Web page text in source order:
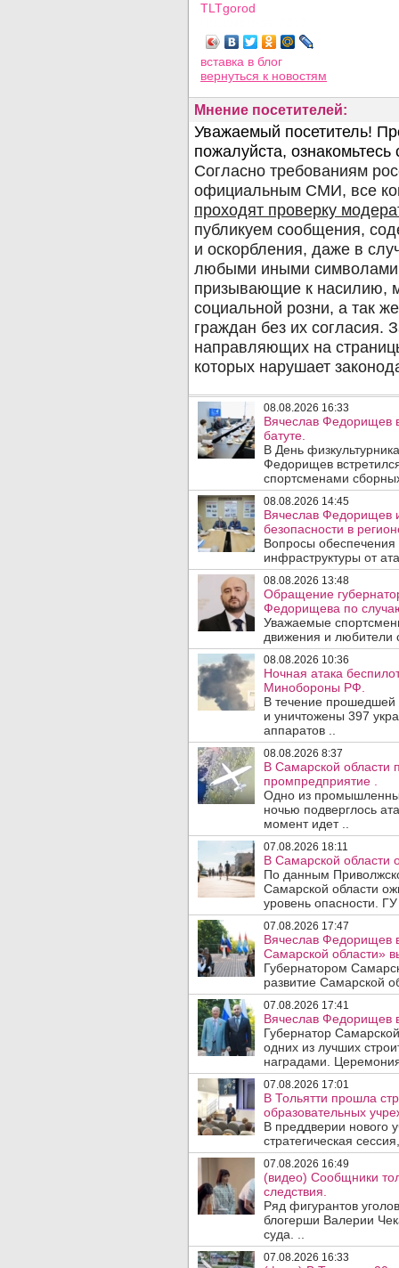
TLTgorod
вставка в блог
вернуться к новостям
Мнение посетителей:
08.08.2026 16:33
Вячеслав Федорищев
батуте.
В День
Федорищев
спортсменами
08.08.2026 14:45
Вячеслав Федорищев
безопасности в
Вопросы обеспечения
инфраструктуры от
08.08.2026 13:48
Обращение
Федорищева по
Уважаемые
движения и любители
08.08.2026 10:36
Ночная атака
Минобороны РФ.
В течение
и уничтожены 397
аппаратов ..
08.08.2026 8:37
В Самарской области
промпредприятие .
Одно из
ночью подверглось
момент идет ..
07.08.2026 18:11
В Самарской области
По данным
Самарской области
уровень опасности.
07.08.2026 17:47
Вячеслав Федорищев
Самарской области»
Губернатором
развитие Самарской
07.08.2026 17:41
Вячеслав Федорищев
Губернатор
одних из лучших
наградами.
07.08.2026 17:01
В Тольятти прошла
образовательных
В преддверии нового
стратегическая
07.08.2026 16:49
(видео) Сообщники
следствия.
Ряд фигурантов
блогерши Валерии
суда. ..
07.08.2026 16:33